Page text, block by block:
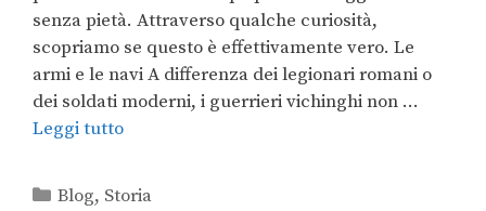
senza pietà. Attraverso qualche curiosità,
scopriamo se questo è effettivamente vero. Le
armi e le navi A differenza dei legionari romani o
dei soldati moderni, i guerrieri vichinghi non …
Leggi tutto
Blog, Storia